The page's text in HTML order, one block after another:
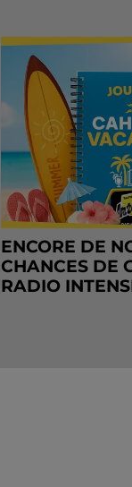
ENCORE DE
CHANCES DE
RADIO